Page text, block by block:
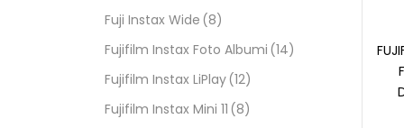
Fuji Instax Wide (8)
Fujifilm Instax Foto Albumi (14)
Fujifilm Instax LiPlay(12)
Fujifilm Instax Mini 11 (8)